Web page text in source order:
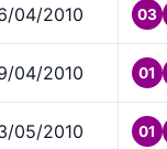
04/2010 03
04/2010 01
05/2010 01